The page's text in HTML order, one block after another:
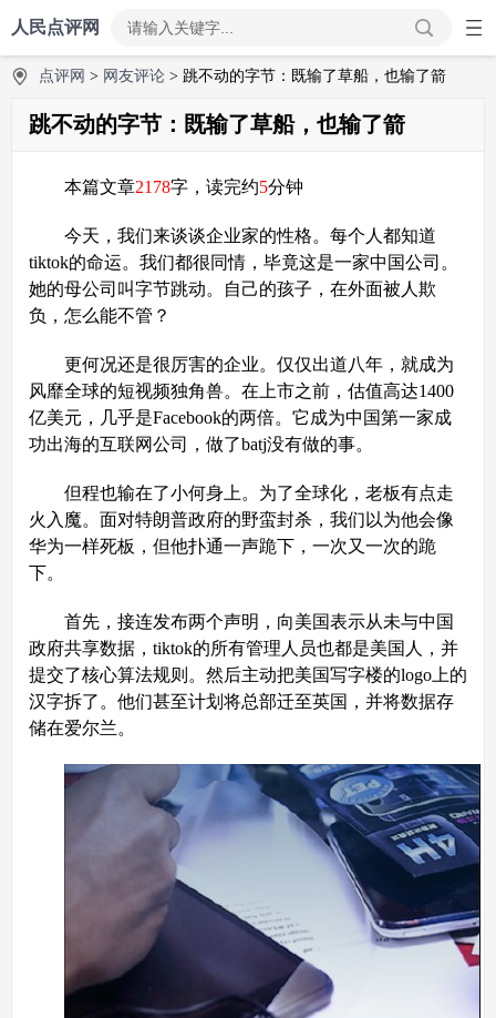
人民点评网
点评网 > 网友评论 > 跳不动的字节：既输了草船，也输了箭
跳不动的字节：既输了草船，也输了箭
本篇文章2178字，读完约5分钟
今天，我们来谈谈企业家的性格。每个人都知道
tiktok的命运。我们都很同情，毕竟这是一家中国公司。
她的母公司叫字节跳动。自己的孩子，在外面被人欺
负，怎么能不管？
更何况还是很厉害的企业。仅仅出道八年，就成为
风靡全球的短视频独角兽。在上市之前，估值高达1400
亿美元，几乎是Facebook的两倍。它成为中国第一家成
功出海的互联网公司，做了batj没有做的事。
但程也输在了小何身上。为了全球化，老板有点走
火入魔。面对特朗普政府的野蛮封杀，我们以为他会像
华为一样死板，但他扑通一声跪下，一次又一次的跪
下。
首先，接连发布两个声明，向美国表示从未与中国
政府共享数据，tiktok的所有管理人员也都是美国人，并
提交了核心算法规则。然后主动把美国写字楼的logo上的
汉字拆了。他们甚至计划将总部迁至英国，并将数据存
储在爱尔兰。